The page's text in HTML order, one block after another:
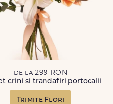
de la 299 RON
crini si trandafiri portocalii
Trimite Flori